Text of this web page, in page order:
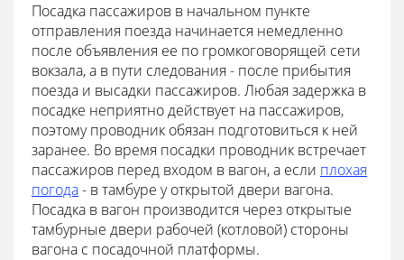
Посадка пассажиров в начальном пункте
отправления поезда начинается немедленно
после объявления ее по громкоговорящей сети
вокзала, а в пути следования - после прибытия
поезда и высадки пассажиров. Любая задержка в
посадке неприятно действует на пассажиров,
поэтому проводник обязан подготовиться к ней
заранее. Во время посадки проводник встречает
пассажиров перед входом в вагон, а если плохая
погода- в тамбуре у открытой двери вагона.
Посадка в вагон производится через открытые
тамбурные двери рабочей (котловой) стороны
вагона с посадочной платформы.